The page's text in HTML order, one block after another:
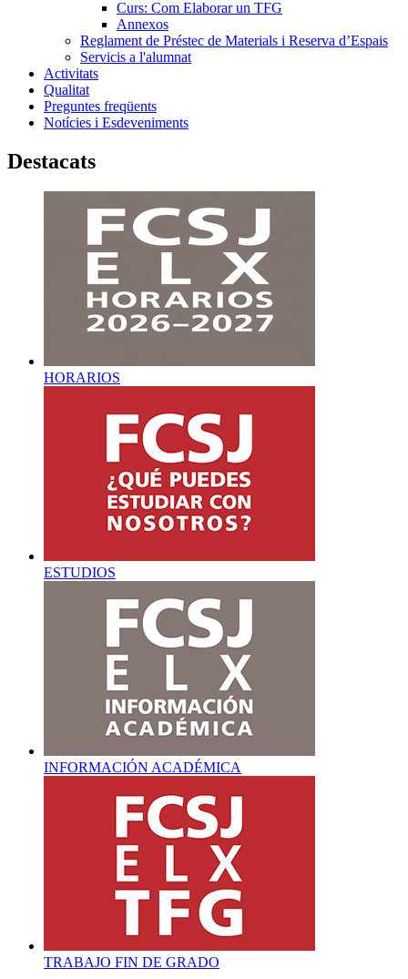
Curs: Com Elaborar un TFG
Annexos
Reglament de Préstec de Materials i Reserva d’Espais
Servicis a l'alumnat
Activitats
Qualitat
Preguntes freqüents
Notícies i Esdeveniments
Destacats
HORARIOS
ESTUDIOS
INFORMACIÓN ACADÉMICA
TRABAJO FIN DE GRADO